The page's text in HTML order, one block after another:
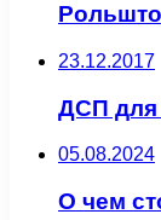
23.12.2017
ДСП для
05.08.2024
О чем